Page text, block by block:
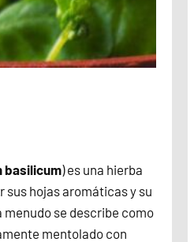
basilicum) es una hierba
sus hojas aromáticas y su
menudo se describe como
mentolado con